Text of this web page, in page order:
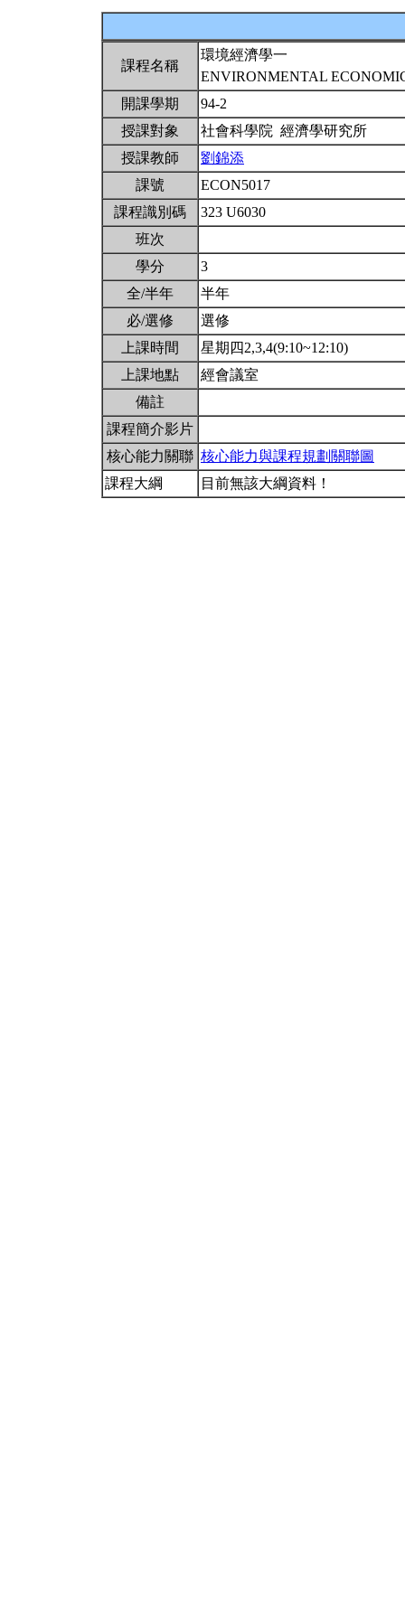
課程名稱
環境經濟學一
ENVIRONMENTAL
開課學期
94-2
授課對象
社會科學院 經濟學研究所
授課教師
劉錦添
課號
ECON5017
課程識別碼
323 U6030
班次
學分
3
全/半年
半年
必/選修
選修
上課時間
星期四2,3,4(9:10~12:10)
上課地點
經會議室
備註
課程簡介影片
核心能力關聯 核心能力與課程規劃關聯圖
課程大綱
目前無該大綱資料！